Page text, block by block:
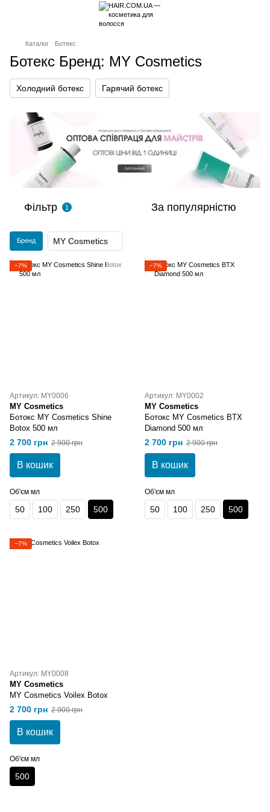
Каталог Ботекс
Ботекс Бренд: MY Cosmetics
Холодний ботекс Гарячий ботекс
Фільтр 1 За популярністю
Бренд MY Cosmetics
−7%
Артикул: MY0006
MY Cosmetics
Ботокс MY Cosmetics Shine
Botox 500 мл
2 700 грн 2 900 грн
В кошик
Об'єм мл
50 100 250 500
−7%
Артикул: MY0002
MY Cosmetics
Ботокс MY Cosmetics BTX
Diamond 500 мл
2 700 грн 2 900 грн
В кошик
Об'єм мл
50 100 250 500
−7%
Артикул: MY0008
MY Cosmetics
MY Cosmetics Voilex Botox
2 700 грн 2 900 грн
В кошик
Об'єм мл
500